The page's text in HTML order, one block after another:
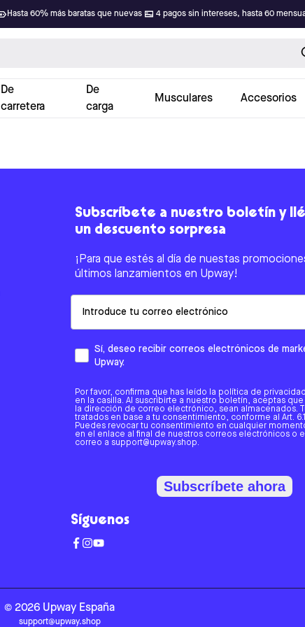
Hasta 60% más baratas que nuevas 4 pagos sin intereses, hasta 60
De
carretera
De
carga
Musculares Accesorios
Subscríbete a nuestro boletín y
un descuento sorpresa
¡Para que estés al día de nuestas
últimos lanzamientos en Upway!
Sí, deseo recibir correos electrónicos de
Upway.
Por favor, confirma que has leído la política de
en la casilla. Al suscribirte a nuestro boletín, aceptas
la dirección de correo electrónico, sean almacenados.
tratados en base a tu consentimiento, conforme al Art. 6.1
Puedes revocar tu consentimiento en cualquier
en el enlace al final de nuestros correos electrónicos o
correo a support@upway.shop.
Subscríbete ahora
Síguenos
© 2026 Upway España
support@upway.shop